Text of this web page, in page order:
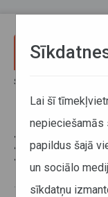
Sākums
Zviedrijā
tiek
10. februāris 2022
Lai šī
nepieciešamās
papildus šajā
un sociālo
sīkdatņu